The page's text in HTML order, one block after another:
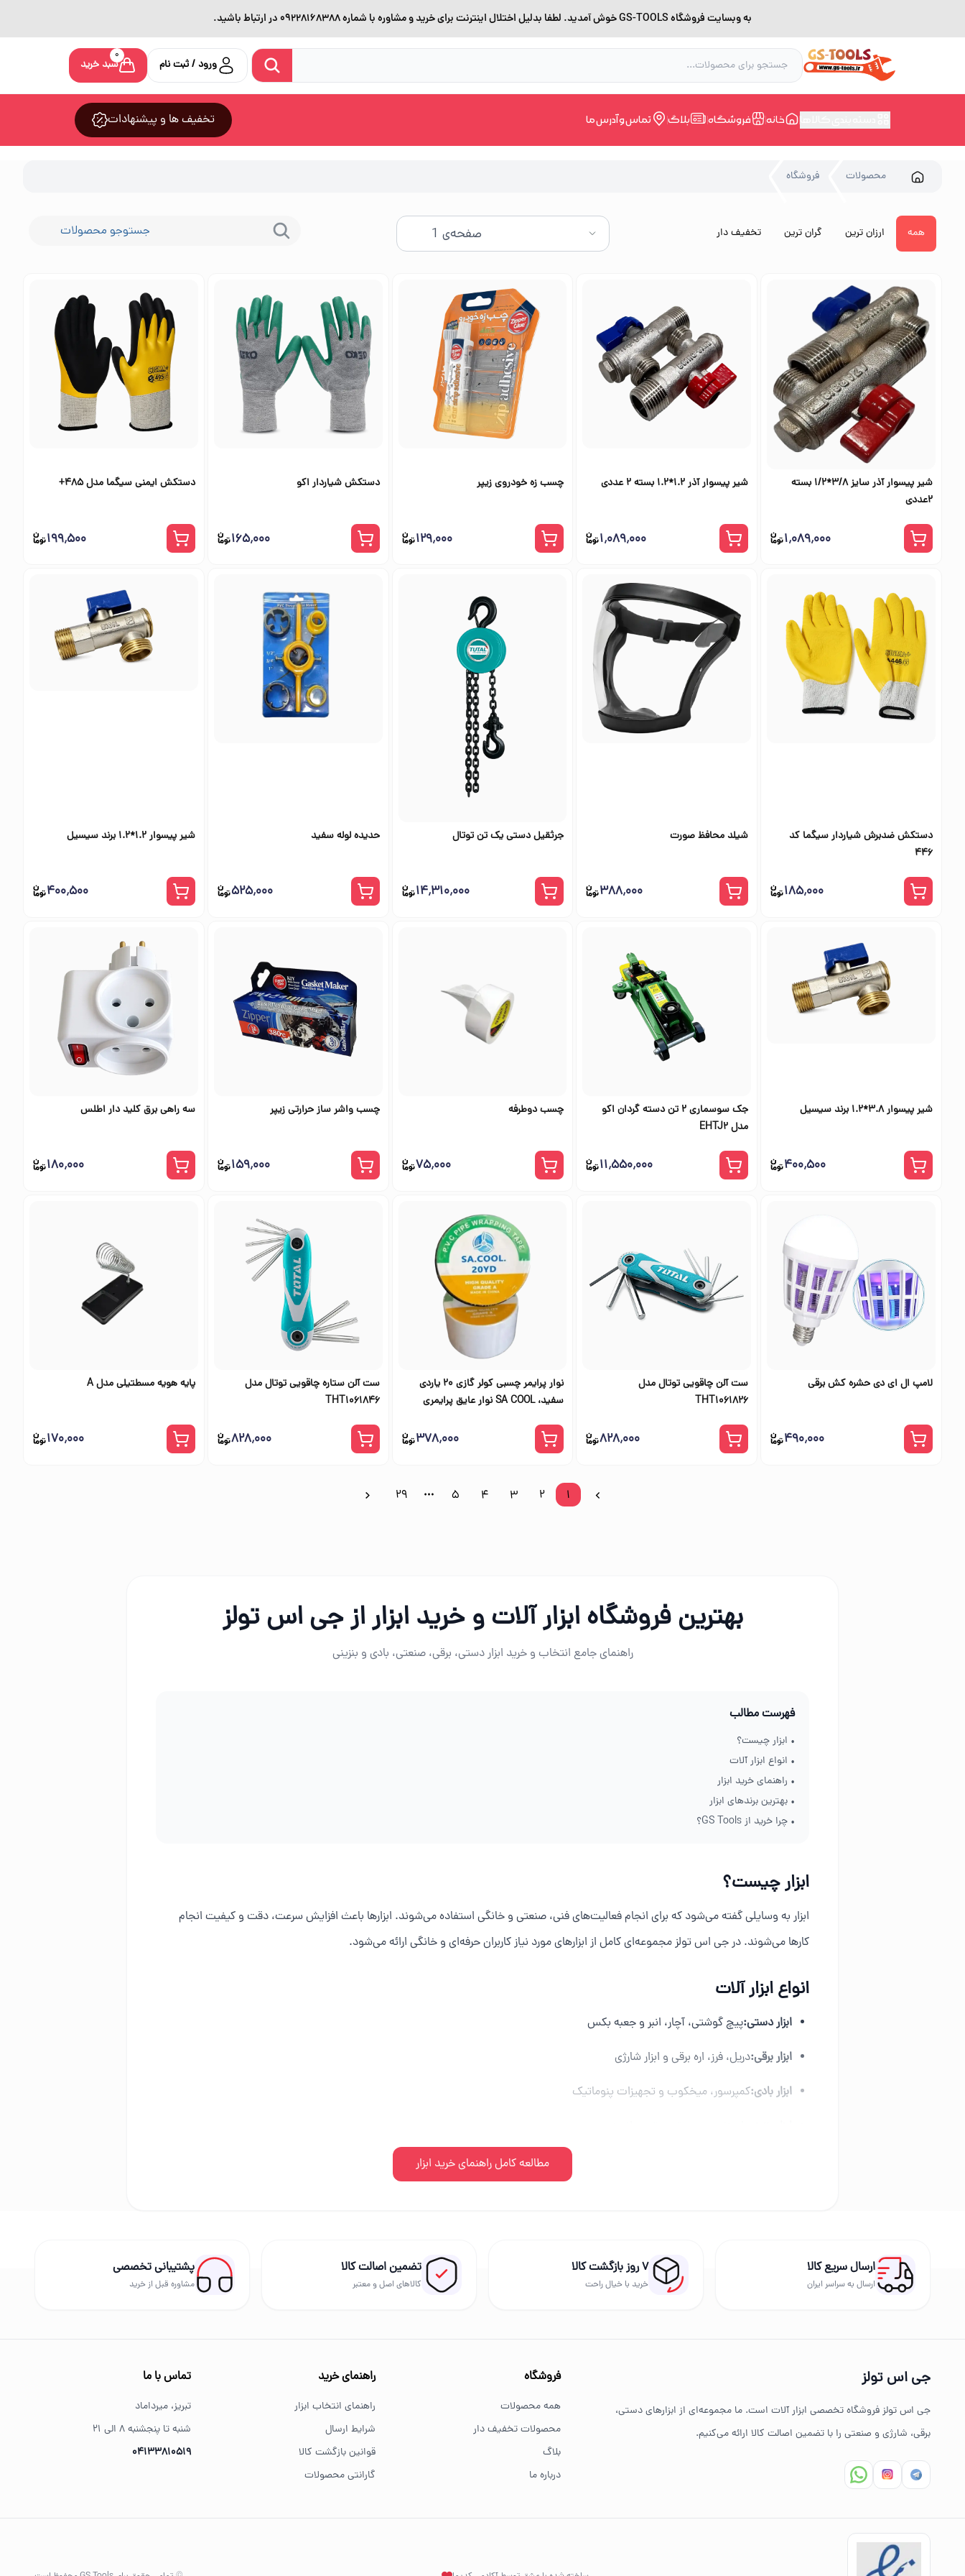
به وبسایت فروشگاه GS-TOOLS خوش آمدید. لطفا بدلیل اختلال اینترنت برای خرید و مشاوره با شماره 09228168388 در ارتباط باشید.
ورود / ثبت نام
0
سبد خرید
خانه فروشگاه بلاگ تماس و آدرس ما تخفیف ها و پیشنهادات
محصولات فروشگاه
همه ارزان ترین گران ترین تخفیف دار
شیر پیسوار آذر سایز 3/8*1/2 بسته
2عددی
۱٬۰۸۹٬۰۰۰
شیر پیسوار آذر 1.2*1.2 بسته 2 عددی
۱٬۰۸۹٬۰۰۰
چسب زه خودروی زیپر
۱۲۹٬۰۰۰
دستکش شیاردار اکو
۱۶۵٬۰۰۰
دستکش ایمنی سیگما مدل 485+
۱۹۹٬۵۰۰
دستکش ضدبرش شیاردار سیگما کد
446
۱۸۵٬۰۰۰
شیلد محافظ صورت
۳۸۸٬۰۰۰
جرثقیل دستی یک تن توتال
۱۴٬۳۱۰٬۰۰۰
حدیده لوله سفید
۵۲۵٬۰۰۰
شیر پیسوار 1.2*1.2 برند سیسیل
۴۰۰٬۵۰۰
شیر پیسوار 3.8*1.2 برند سیسیل
۴۰۰٬۵۰۰
جک سوسماری ۲ تن دسته گردان اکو
مدل EHTJ2
۱۱٬۵۵۰٬۰۰۰
چسب دوطرفه
۷۵٬۰۰۰
چسب واشر ساز حرارتی زیپر
۱۵۹٬۰۰۰
سه راهی برق کلید دار اطلس
۱۸۰٬۰۰۰
لامپ ال ای دی حشره کش برقی
۴۹۰٬۰۰۰
ست آلن چاقویی توتال مدل
THT1061826
۸۲۸٬۰۰۰
نوار پرایمر چسبی کولر گازی 20 یاردی
سفید، SA COOL نوار عایق پرایمری
۳۷۸٬۰۰۰
ست آلن ستاره چاقویی توتال مدل
THT1061846
۸۲۸٬۰۰۰
پایه هویه مسطتیلی مدل A
۱۷۰٬۰۰۰
1
2
3
4
5
29
بهترین فروشگاه ابزار آلات و خرید ابزار از جی اس تولز
راهنمای جامع انتخاب و خرید ابزار دستی، برقی، صنعتی، بادی و بنزینی
فهرست مطالب
• ابزار چیست؟
• انواع ابزار آلات
• راهنمای خرید ابزار
• بهترین برندهای ابزار
• چرا خرید از GS Tools؟
ابزار چیست؟
ابزار به وسایلی گفته می‌شود که برای انجام فعالیت‌های فنی، صنعتی و خانگی استفاده می‌شوند. ابزارها باعث افزایش سرعت، دقت و کیفیت انجام
کارها می‌شوند. در جی اس تولز مجموعه‌ای کامل از ابزارهای مورد نیاز کاربران حرفه‌ای و خانگی ارائه می‌شود.
انواع ابزار آلات
ابزار دستی:پیچ گوشتی، آچار، انبر و جعبه بکس
ابزار برقی:دریل، فرز، اره برقی و ابزار شارژی
ابزار بادی:کمپرسور، میخکوب و تجهیزات پنوماتیک
قدرت، کیفیت ساخت و امکانات ابزار را بررسی کنید.
چرا خرید از جی اس تولز؟
مطالعه کامل راهنمای خرید ابزار
ارسال سریع کالا
ارسال به سراسر ایران
۷ روز بازگشت کالا
خرید با خیال راحت
تضمین اصالت کالا
کالاهای اصل و معتبر
پشتیبانی تخصصی
مشاوره قبل از خرید
جی اس تولز
جی اس تولز فروشگاه تخصصی ابزار آلات است. ما مجموعه‌ای از ابزارهای دستی،
برقی، شارژی و صنعتی را با تضمین اصالت کالا ارائه می‌کنیم.
فروشگاه
همه محصولات
محصولات تخفیف دار
بلاگ
درباره ما
راهنمای خرید
راهنمای انتخاب ابزار
شرایط ارسال
قوانین بازگشت کالا
گارانتی محصولات
تماس با ما
تبریز، میرداماد
شنبه تا پنجشنبه ۸ الی ۲۱
04133810519